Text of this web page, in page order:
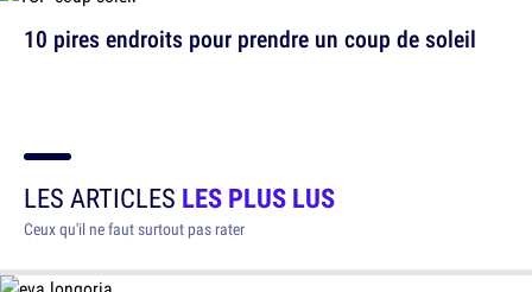
10 pires endroits pour prendre un coup de soleil
LES ARTICLES LES PLUS LUS
Ceux qu'il ne faut surtout pas rater